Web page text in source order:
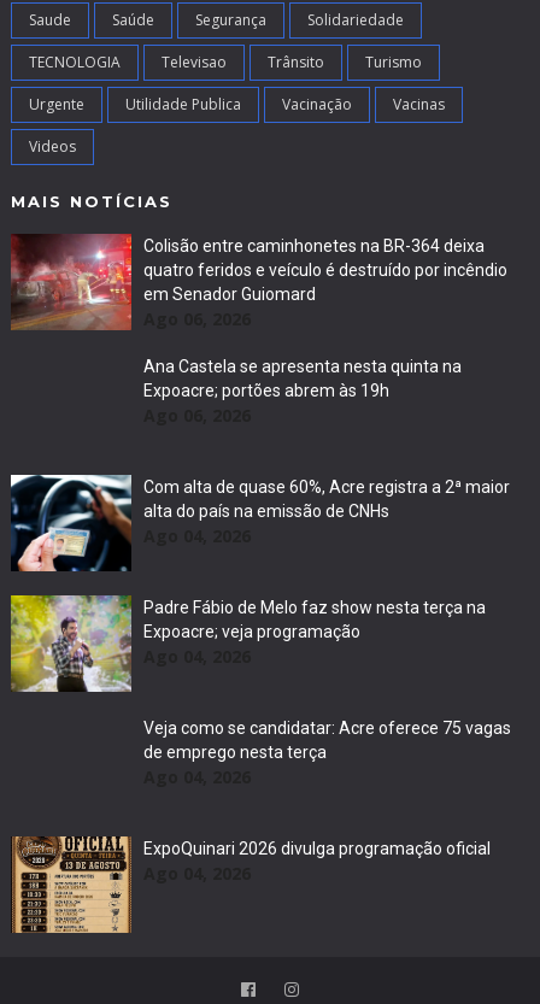
Saude Saúde Segurança Solidariedade
TECNOLOGIA Televisao Trânsito Turismo
Urgente Utilidade Publica Vacinação Vacinas
Videos
MAIS NOTÍCIAS
Colisão entre caminhonetes na BR-364 deixa
quatro feridos e veículo é destruído por incêndio
em Senador Guiomard
Ana Castela se apresenta nesta quinta na
Expoacre; portões abrem às 19h
Com alta de quase 60%, Acre registra a 2ª maior
alta do país na emissão de CNHs
Padre Fábio de Melo faz show nesta terça na
Expoacre; veja programação
Veja como se candidatar: Acre oferece 75 vagas
de emprego nesta terça
ExpoQuinari 2026 divulga programação oficial